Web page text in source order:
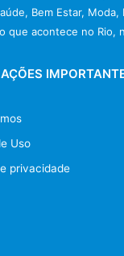
Bem Estar,
que acontece no Rio,
Uso
privacidade